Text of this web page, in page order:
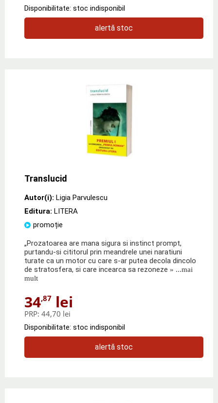
Disponibilitate: stoc indisponibil
alertă stoc
Translucid
Autor(i): Ligia Parvulescu
Editura: LITERA
promoție
„Prozatoarea are mana sigura si instinct prompt,
purtandu-si cititorul prin meandrele unei naratiuni
turate ca un motor cu care s-ar putea decola dincolo
de stratosfera, si care incearca sa rezoneze » ...mai
mult
34,87 lei
PRP: 44,70 lei
Disponibilitate: stoc indisponibil
alertă stoc